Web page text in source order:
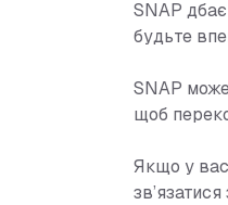
SNAP
будьте
SNAP
щоб
Якщо у вас